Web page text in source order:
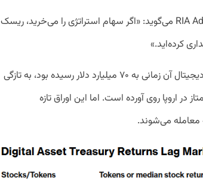
مایکل لیبوویتز، مدیر پورتفوی RIA Advisors می‌گوید: «اگر سهام استراتژی را می‌خرید، ریسک
کرده‌اید.»
شرکت استراتژی که ارزش دارایی‌های دیجیتال آن زمانی به ۷۰ میلیارد دلار رسیده بود، به تازگی
در اروپا روی آورده است. اما این اوراق تازه
معامله می‌شوند.